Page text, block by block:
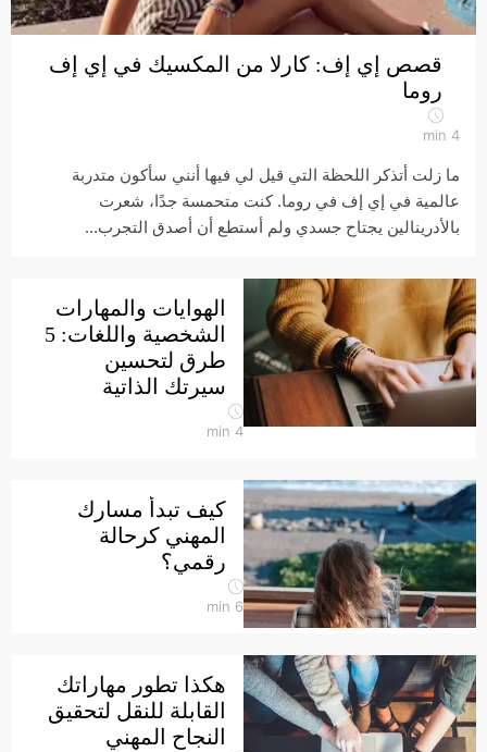
قصص إي إف: كارلا من المكسيك في إي إف
روما
4
min
ما زلت أتذكر اللحظة التي قيل لي فيها أنني سأكون متدربة
عالمية في إي إف في روما. كنت متحمسة جدًا، شعرت
بالأدرينالين يجتاح جسدي ولم أستطع أن أصدق التجرب...
الهوايات والمهارات
الشخصية واللغات: 5
طرق لتحسين
سيرتك الذاتية
4
min
كيف تبدأ مسارك
المهني كرحالة
رقمي؟
6
min
هكذا تطور مهاراتك
القابلة للنقل لتحقيق
النجاح المهني